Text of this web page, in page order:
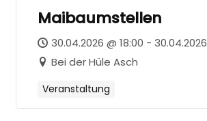
Maibaumstellen
30.04.2026 @ 18:00 - 30.04.2026
Bei der Hüle Asch
Veranstaltung